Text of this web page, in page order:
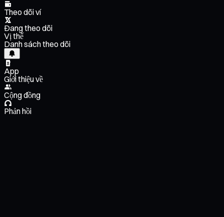
Theo dõi ví
Đang theo dõi
Vị thế
Danh sách theo dõi
App
Giới thiệu về
Cộng đồng
Phản hồi